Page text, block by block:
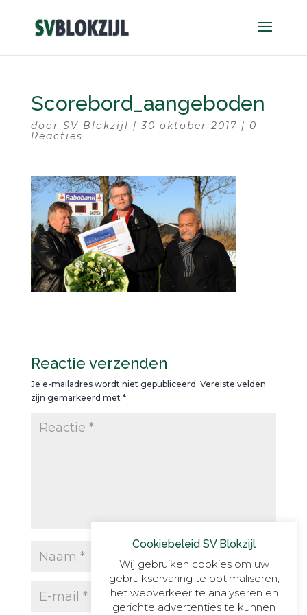
Scorebord_aangeboden
door SV Blokzijl | 30 oktober 2017 | 0
Reacties
Reactie verzenden
Je e-mailadres wordt niet gepubliceerd. Vereiste velden
zijn gemarkeerd met *
Cookiebeleid SV Blokzijl
Wij gebruiken cookies om uw
gebruikservaring te optimaliseren,
het webverkeer te analyseren en
gerichte advertenties te kunnen